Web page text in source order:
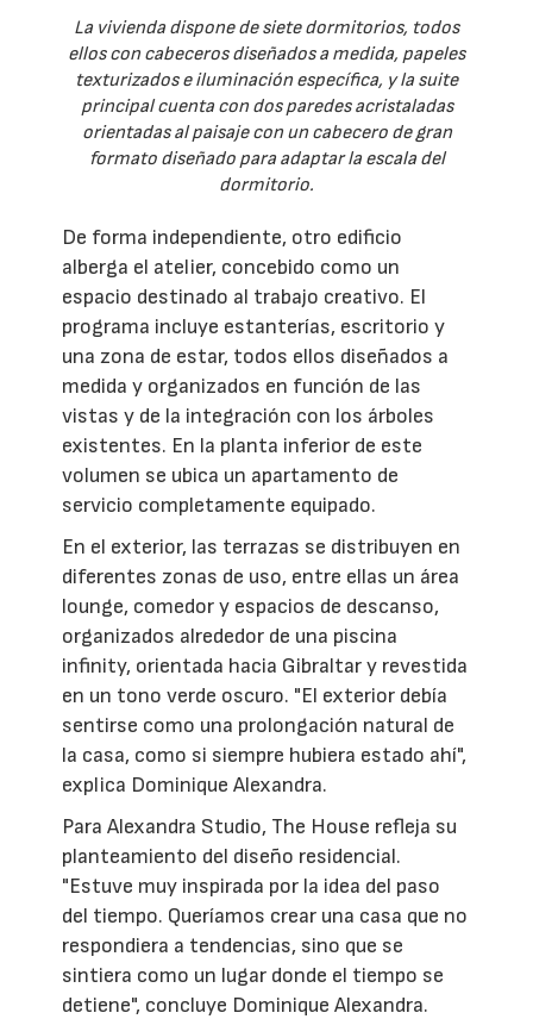
La vivienda dispone de siete dormitorios, todos
ellos con cabeceros diseñados a medida, papeles
texturizados e iluminación específica, y la suite
principal cuenta con dos paredes acristaladas
orientadas al paisaje con un cabecero de gran
formato diseñado para adaptar la escala del
dormitorio.
De forma independiente, otro edificio
alberga el atelier, concebido como un
espacio destinado al trabajo creativo. El
programa incluye estanterías, escritorio y
una zona de estar, todos ellos diseñados a
medida y organizados en función de las
vistas y de la integración con los árboles
existentes. En la planta inferior de este
volumen se ubica un apartamento de
servicio completamente equipado.
En el exterior, las terrazas se distribuyen en
diferentes zonas de uso, entre ellas un área
lounge, comedor y espacios de descanso,
organizados alrededor de una piscina
infinity, orientada hacia Gibraltar y revestida
en un tono verde oscuro. "El exterior debía
sentirse como una prolongación natural de
la casa, como si siempre hubiera estado ahí",
explica Dominique Alexandra.
Para Alexandra Studio, The House refleja su
planteamiento del diseño residencial.
"Estuve muy inspirada por la idea del paso
del tiempo. Queríamos crear una casa que no
respondiera a tendencias, sino que se
sintiera como un lugar donde el tiempo se
detiene", concluye Dominique Alexandra.